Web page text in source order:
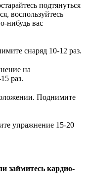
подтянуться
воспользуйтесь
нибудь вас
снаряд 10-12 раз.
на
раз.
Поднимите
упражнение 15-20
займитесь кардио-